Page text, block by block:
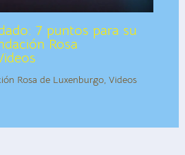
7 puntos para su
Rosa
Rosa de Luxenburgo, Videos